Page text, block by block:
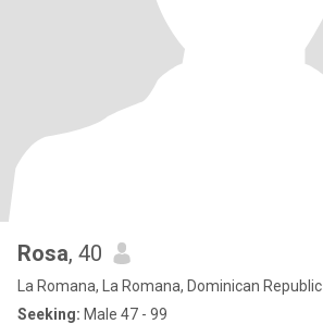
Rosa, 40
La Romana, La Romana, Dominican Republic
Seeking: Male 47 - 99